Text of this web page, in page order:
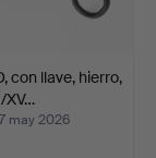
con llave, hierro,
XV…
may 2026